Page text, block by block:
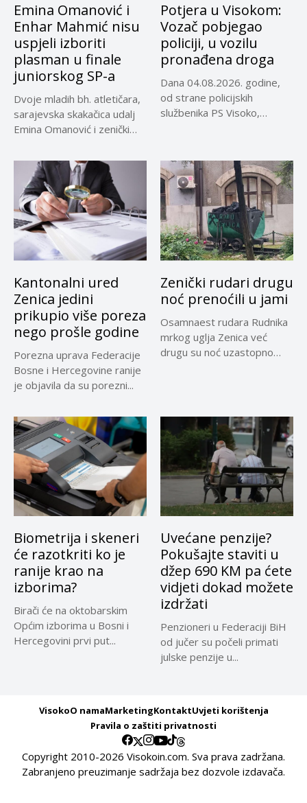
Emina Omanović i
Enhar Mahmić nisu
uspjeli izboriti
plasman u finale
juniorskog SP-a
Dvoje mladih bh. atletičara,
sarajevska skakačica udalj
Emina Omanović i zenički
Potjera u Visokom:
Vozač pobjegao
policiji, u vozilu
pronađena droga
Dana 04.08.2026. godine,
od strane policijskih
službenika PS Visoko,
Kantonalni ured
Zenica jedini
prikupio više poreza
nego prošle godine
Porezna uprava Federacije
Bosne i Hercegovine ranije
je objavila da su porezni...
Zenički rudari drugu
noć prenoćili u jami
Osamnaest rudara Rudnika
mrkog uglja Zenica već
drugu su noć uzastopno
Biometrija i skeneri
će razotkriti ko je
ranije krao na
izborima?
Birači će na oktobarskim
Općim izborima u Bosni i
Hercegovini prvi put...
Uvećane penzije?
Pokušajte staviti u
džep 690 KM pa ćete
vidjeti dokad možete
izdržati
Penzioneri u Federaciji BiH
od jučer su počeli primati
julske penzije u...
VisokoO namaMarketingKontaktUvjeti korištenja
Pravila o zaštiti privatnosti
Copyright 2010-2026 Visokoin.com. Sva prava zadržana.
Zabranjeno preuzimanje sadržaja bez dozvole izdavača.